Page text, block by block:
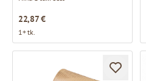
22,87 €
1+ tk.